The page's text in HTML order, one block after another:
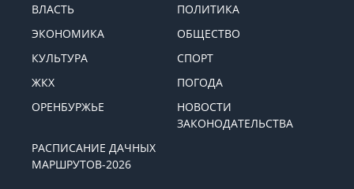
ВЛАСТЬ
ПОЛИТИКА
ЭКОНОМИКА
ОБЩЕСТВО
КУЛЬТУРА
СПОРТ
ЖКХ
ПОГОДА
ОРЕНБУРЖЬЕ
НОВОСТИ
ЗАКОНОДАТЕЛЬСТВА
РАСПИСАНИЕ ДАЧНЫХ
МАРШРУТОВ-2026